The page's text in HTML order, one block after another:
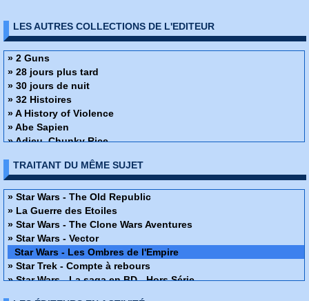
LES AUTRES COLLECTIONS DE L'EDITEUR
» 2 Guns
» 28 jours plus tard
» 30 jours de nuit
» 32 Histoires
» A History of Violence
» Abe Sapien
» Adieu, Chunky Rice
» Alex + Ada
» Ange ou Démon
» Apprendre à dessiner des super-héros
» Arrowsmith
» Assistante & Exécutrice
» Astronauts in trouble
» Athena
» Attoneen
» Au cœur de la tempête
TRAITANT DU MÊME SUJET
» Star Wars - The Old Republic
» La Guerre des Etoiles
» Star Wars - The Clone Wars Aventures
» Star Wars - Vector
Star Wars - Les Ombres de l'Empire
» Star Trek - Compte à rebours
» Star Wars - La saga en BD - Hors Série